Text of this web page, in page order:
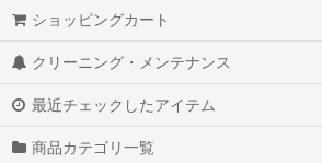
ショッピングカート
クリーニング・メンテナンス
最近チェックしたアイテム
商品カテゴリ一覧